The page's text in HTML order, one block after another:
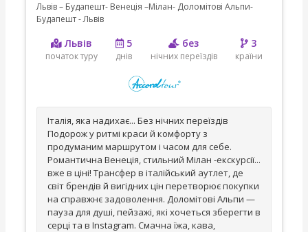
Львів – Будапешт- Венеція –Мілан- Доломітові Альпи-
Будапешт - Львів
Львів
початок туру
5
днів
без
нічних переїздів
3
країни
Італія, яка надихає... Без нічних переїздів
Подорож у ритмі краси й комфорту з
продуманим маршрутом і часом для себе.
Романтична Венеція, стильний Мілан -екскурсії...
вже в ціні! Трансфер в італійський аутлет, де
світ брендів й вигідних цін перетворює покупки
на справжнє задоволення. Доломітові Альпи —
пауза для душі, пейзажі, які хочеться зберегти в
серці та в Instagram. Смачна їжа, кава,